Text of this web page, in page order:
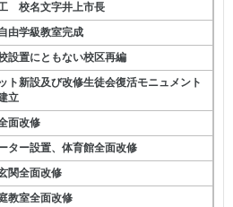
校名文字井上市長
由学級教室完成
設置にともない校区再編
ト新設及び改修生徒会復活モニュメント
立
面改修
ター設置、体育館全面改修
関全面改修
教室全面改修